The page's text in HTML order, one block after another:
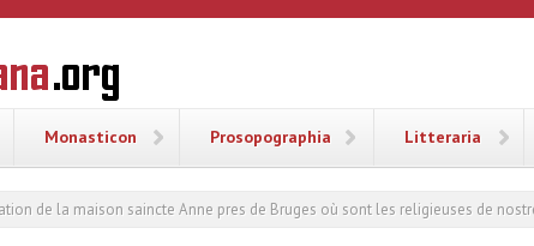
Monasticon Prosopographia Litteraria
de la maison saincte Anne pres de Bruges où sont les religieuses de